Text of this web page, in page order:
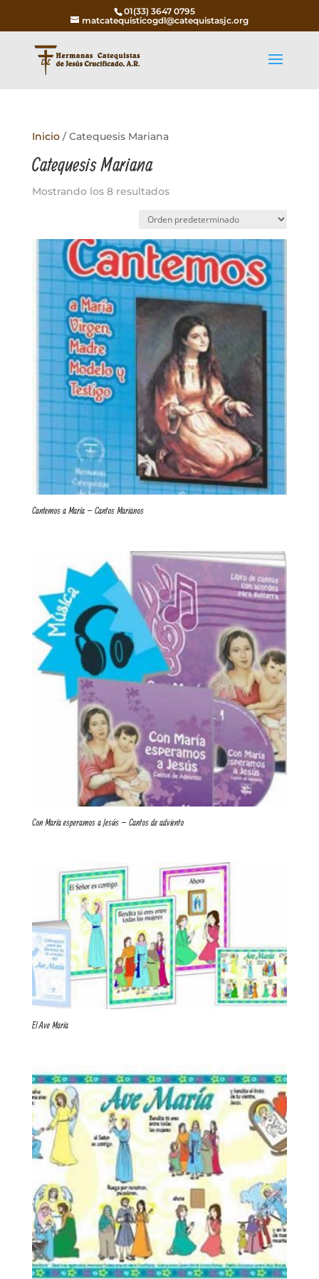
01(33) 3647 0795
matcatequisticogdl@catequistasjc.org
Inicio/ Catequesis Mariana
Catequesis Mariana
Mostrando los 8 resultados
Cantemos a María – Cantos Marianos
Con María esperamos a Jesús – Cantos de adviento
El Ave María